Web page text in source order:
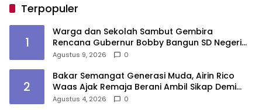
Terpopuler
1
Warga dan Sekolah Sambut Gembira
Rencana Gubernur Bobby Bangun SD Negeri
Lasara di Nias Utara
Agustus 9, 2026 0
2
Bakar Semangat Generasi Muda, Airin Rico
Waas Ajak Remaja Berani Ambil Sikap Demi
Masa Depan
Agustus 4, 2026 0